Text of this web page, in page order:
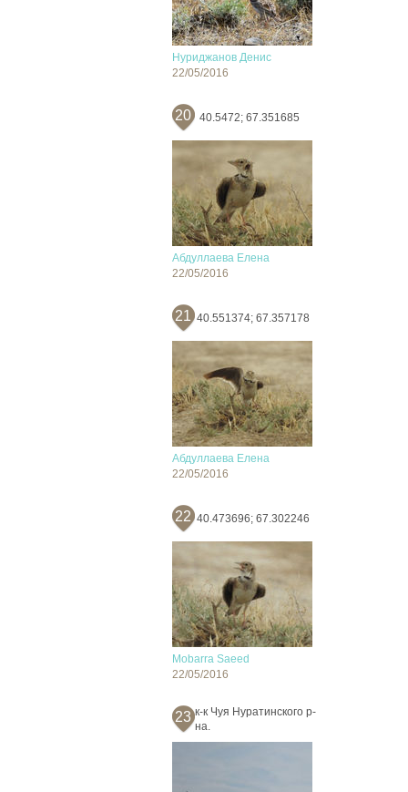
Нуриджанов Денис
22/05/2016
20 40.5472; 67.351685
Абдуллаева Елена
22/05/2016
21 40.551374; 67.357178
Абдуллаева Елена
22/05/2016
22 40.473696; 67.302246
Mobarra Saeed
22/05/2016
23 к-к Чуя Нуратинского р-
на.